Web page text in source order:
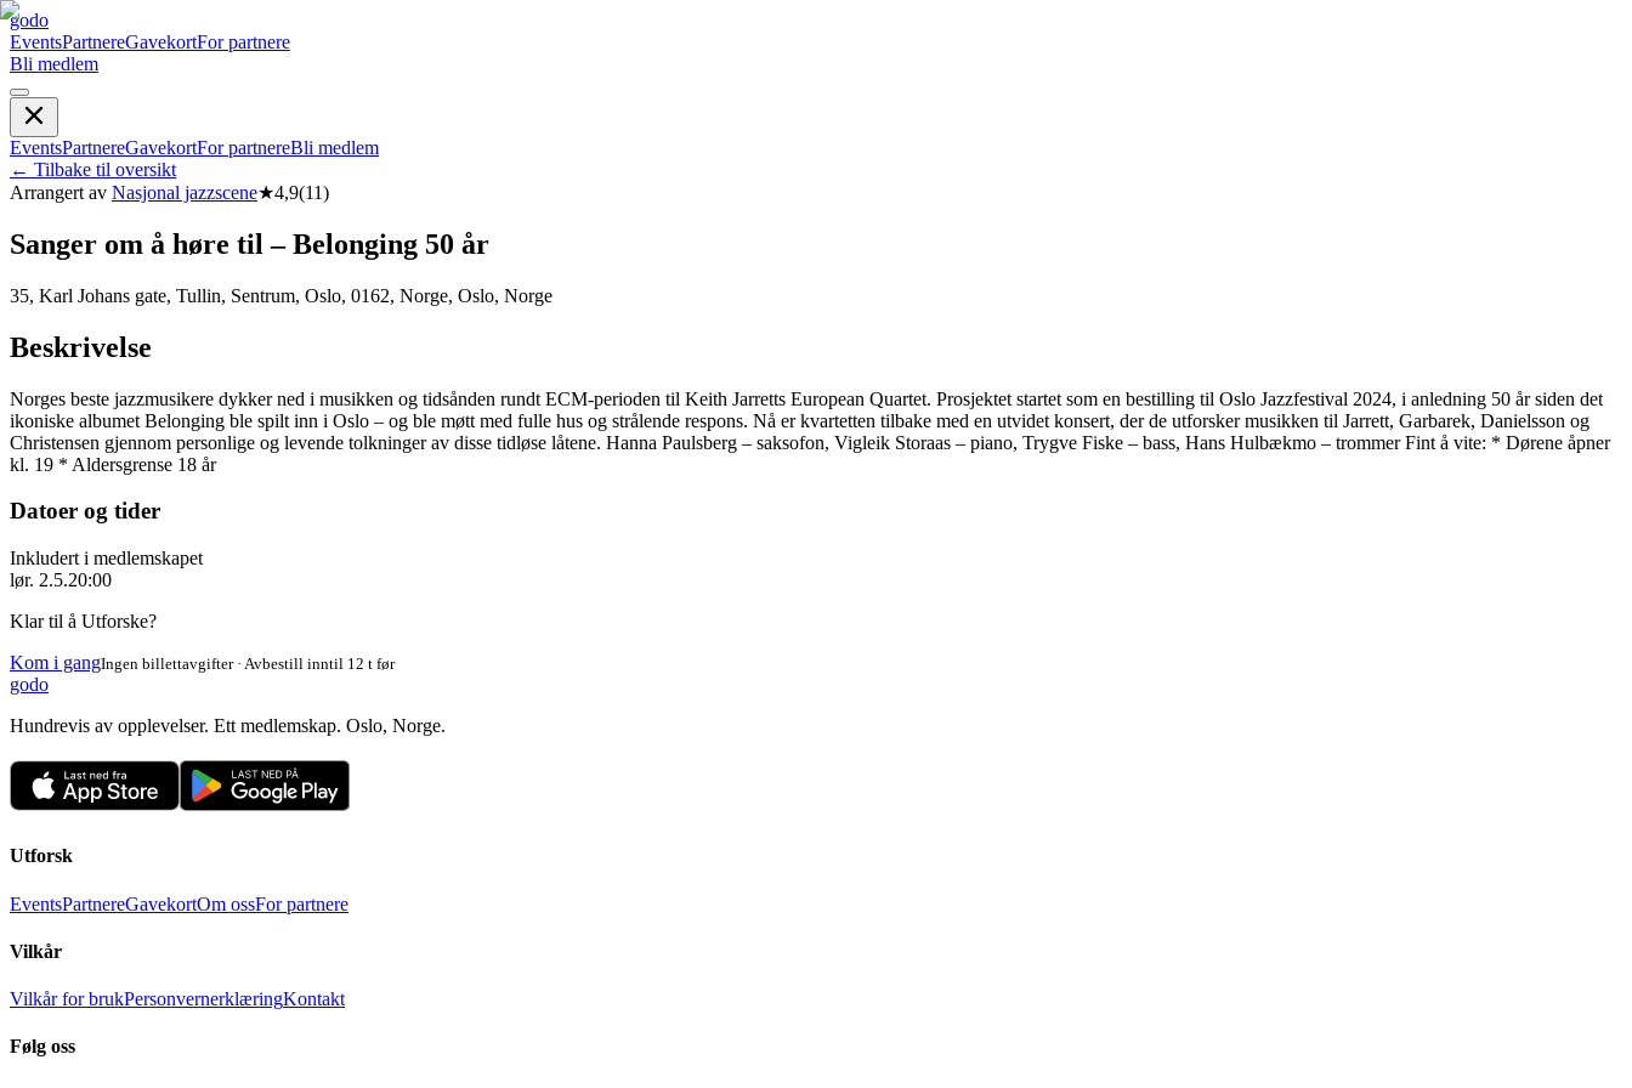
godo
EventsPartnereGavekortFor partnere
Bli medlem
EventsPartnereGavekortFor partnereBli medlem
← Tilbake til oversikt
Arrangert av Nasjonal jazzscene★4,9(11)
Sanger om å høre til – Belonging 50 år
35, Karl Johans gate, Tullin, Sentrum, Oslo, 0162, Norge, Oslo, Norge
Beskrivelse
Norges beste jazzmusikere dykker ned i musikken og tidsånden rundt ECM-perioden til Keith Jarretts European Quartet. Prosjektet startet som en bestilling til Oslo Jazzfestival 2024, i anledning 50 år siden det
ikoniske albumet Belonging ble spilt inn i Oslo – og ble møtt med fulle hus og strålende respons. Nå er kvartetten tilbake med en utvidet konsert, der de utforsker musikken til Jarrett, Garbarek, Danielsson og
Christensen gjennom personlige og levende tolkninger av disse tidløse låtene. Hanna Paulsberg – saksofon, Vigleik Storaas – piano, Trygve Fiske – bass, Hans Hulbækmo – trommer Fint å vite: * Dørene åpner
kl. 19 * Aldersgrense 18 år
Datoer og tider
Inkludert i medlemskapet
lør. 2.5.20:00
Klar til å Utforske?
Kom i gangIngen billettavgifter · Avbestill inntil 12 t før
godo
Hundrevis av opplevelser. Ett medlemskap. Oslo, Norge.
Utforsk
EventsPartnereGavekortOm ossFor partnere
Vilkår
Vilkår for brukPersonvernerklæringKontakt
Følg oss